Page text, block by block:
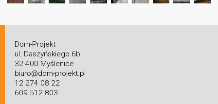
Dom-Projekt
ul. Daszyńskiego 6b
32-400 Myślenice
biuro@dom-projekt.pl
12 274 08 22
609 512 803